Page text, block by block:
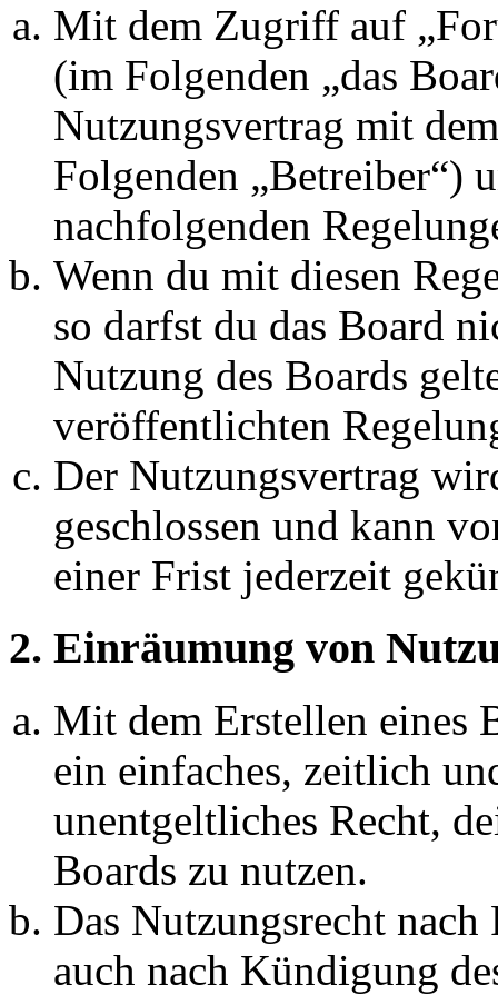
Mit dem Zugriff auf
(im Folgenden „das
Nutzungsvertrag mit
Folgenden „Betreiber“)
nachfolgenden
Wenn du mit diesen
so darfst du das Board
Nutzung des Boards
veröffentlichten
Der Nutzungsvertrag
geschlossen und kann
einer Frist jederzeit
2. Einräumung von
Mit dem Erstellen eines
ein einfaches, zeitlich
unentgeltliches Recht,
Boards zu nutzen.
Das Nutzungsrecht
auch nach Kündigung